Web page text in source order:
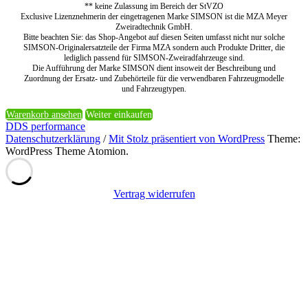
** keine Zulassung im Bereich der StVZO
Exclusive Lizenznehmerin der eingetragenen Marke SIMSON ist die MZA Meyer
Zweiradtechnik GmbH.
Bitte beachten Sie: das Shop-Angebot auf diesen Seiten umfasst nicht nur solche
SIMSON-Originalersatzteile der Firma MZA sondern auch Produkte Dritter, die
lediglich passend für SIMSON-Zweiradfahrzeuge sind.
Die Aufführung der Marke SIMSON dient insoweit der Beschreibung und
Zuordnung der Ersatz- und Zubehörteile für die verwendbaren Fahrzeugmodelle
und Fahrzeugtypen.
Warenkorb ansehen Weiter einkaufen
DDS performance
Datenschutzerklärung /Mit Stolz präsentiert von WordPress Theme:
WordPress Theme Atomion.
Vertrag widerrufen